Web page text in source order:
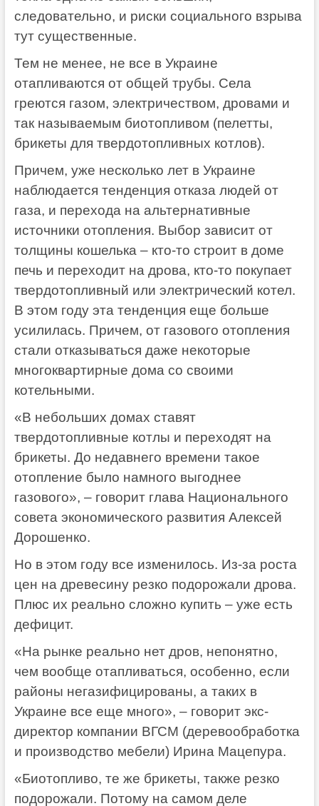
следовательно, и риски социального взрыва
тут существенные.
Тем не менее, не все в Украине
отапливаются от общей трубы. Села
греются газом, электричеством, дровами и
так называемым биотопливом (пелетты,
брикеты для твердотопливных котлов).
Причем, уже несколько лет в Украине
наблюдается тенденция отказа людей от
газа, и перехода на альтернативные
источники отопления. Выбор зависит от
толщины кошелька – кто-то строит в доме
печь и переходит на дрова, кто-то покупает
твердотопливный или электрический котел.
В этом году эта тенденция еще больше
усилилась. Причем, от газового отопления
стали отказываться даже некоторые
многоквартирные дома со своими
котельными.
«В небольших домах ставят
твердотопливные котлы и переходят на
брикеты. До недавнего времени такое
отопление было намного выгоднее
газового», – говорит глава Национального
совета экономического развития Алексей
Дорошенко.
Но в этом году все изменилось. Из-за роста
цен на древесину резко подорожали дрова.
Плюс их реально сложно купить – уже есть
дефицит.
«На рынке реально нет дров, непонятно,
чем вообще отапливаться, особенно, если
районы негазифицированы, а таких в
Украине все еще много», – говорит экс-
директор компании ВГСМ (деревообработка
и производство мебели) Ирина Мацепура.
«Биотопливо, те же брикеты, также резко
подорожали. Потому на самом деле